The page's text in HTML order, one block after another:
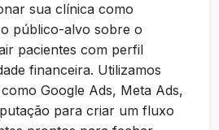
sua clínica como
público-alvo sobre o
pacientes com perfil
financeira. Utilizamos
Google Ads, Meta Ads,
para criar um fluxo